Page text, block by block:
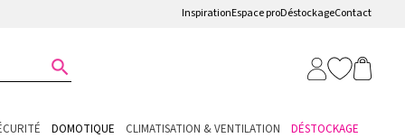
InspirationEspace proDéstockageContact

DOMOTIQUE CLIMATISATION & VENTILATION DÉSTOCKAGE